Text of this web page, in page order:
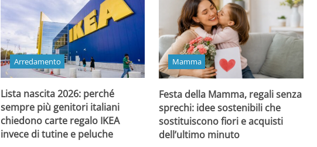
Arredamento
Lista nascita 2026: perché
sempre più genitori italiani
chiedono carte regalo IKEA
invece di tutine e peluche
Mamma
Festa della Mamma, regali senza
sprechi: idee sostenibili che
sostituiscono fiori e acquisti
dell’ultimo minuto